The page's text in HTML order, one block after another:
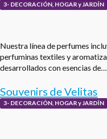
3- DECORACIÓN, HOGAR y JARDÍN
Nuestra línea de perfumes
perfuminas textiles y
desarrollados con esencias de…
Souvenirs de Velitas
3- DECORACIÓN, HOGAR y JARDÍN